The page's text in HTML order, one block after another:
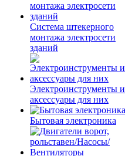
Система штекерного
монтажа электросети
зданий
Электроинструменты и
аксессуары для них
Бытовая электроника